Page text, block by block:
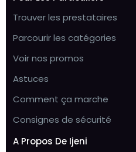
Trouver les prestataires
Parcourir les catégories
Voir nos promos
Astuces
Comment ça marche
Consignes de sécurité
A Propos De Ijeni